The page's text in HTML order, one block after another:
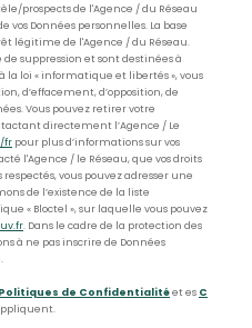
prospects de l'Agence / du Réseau
Données personnelles. La base
légitime de l'Agence / du Réseau.
suppression et sont destinées à
la loi « informatique et libertés », vous
d’effacement, d’opposition, de
Vous pouvez retirer votre
directement l’Agence / Le
fr pour plus d’informations sur vos
l'Agence / le Réseau, que vos droits
vous pouvez adresser une
de l’existence de la liste
« Bloctel », sur laquelle vous pouvez
. Dans le cadre de la protection des
à ne pas inscrire de Données
Politiques de Confidentialitéet es C